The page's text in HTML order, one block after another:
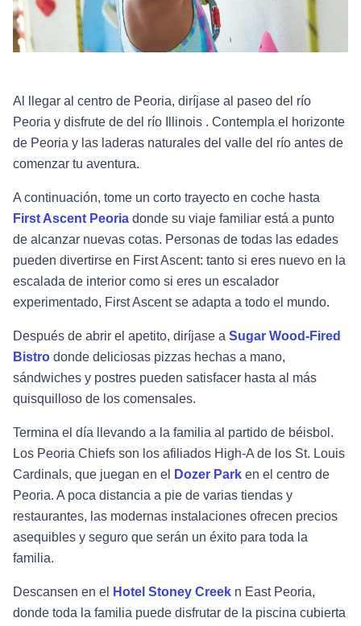
Al llegar al centro de Peoria, diríjase al paseo del río
Peoria y disfrute de del río Illinois . Contempla el horizonte
de Peoria y las laderas naturales del valle del río antes de
comenzar tu aventura.
A continuación, tome un corto trayecto en coche hasta
First Ascent Peoria donde su viaje familiar está a punto
de alcanzar nuevas cotas. Personas de todas las edades
pueden divertirse en First Ascent: tanto si eres nuevo en la
escalada de interior como si eres un escalador
experimentado, First Ascent se adapta a todo el mundo.
Después de abrir el apetito, diríjase a Sugar Wood-Fired
Bistro donde deliciosas pizzas hechas a mano,
sándwiches y postres pueden satisfacer hasta al más
quisquilloso de los comensales.
Termina el día llevando a la familia al partido de béisbol.
Los Peoria Chiefs son los afiliados High-A de los St. Louis
Cardinals, que juegan en el
Dozer Park en el centro de
Peoria. A poca distancia a pie de varias tiendas y
restaurantes, las modernas instalaciones ofrecen precios
asequibles y seguro que serán un éxito para toda la
familia.
Descansen en el Hotel Stoney Creek n East Peoria,
donde toda la familia puede disfrutar de la piscina cubierta